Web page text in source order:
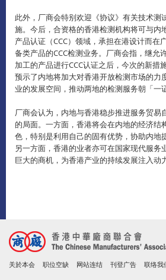
此外，厂商会特别欢迎《协议》有关技术测
施。今后，合资格的香港检测机构将可与内
产品认证（CCC）领域，承担在港设计而在
备类产品的CCC检测业务。厂商会指，继允
加工的产品进行CCC认证之后，今次的新措
预示了内地将加大对香港开放检测市场的力
业的发展空间，推动两地的检测服务朝「一
厂商会认为，内地与香港稳步推进服务贸易
的局面。一方面，香港将会在内地的经济结
色，特别是利用自己的固有优势，协助内地
另一方面，香港的业者亦可在国家现代服务
巨大的商机，为香港产业的持续发展注入动力
关於本会 职位空缺 网站连结 刊登广告 联络我